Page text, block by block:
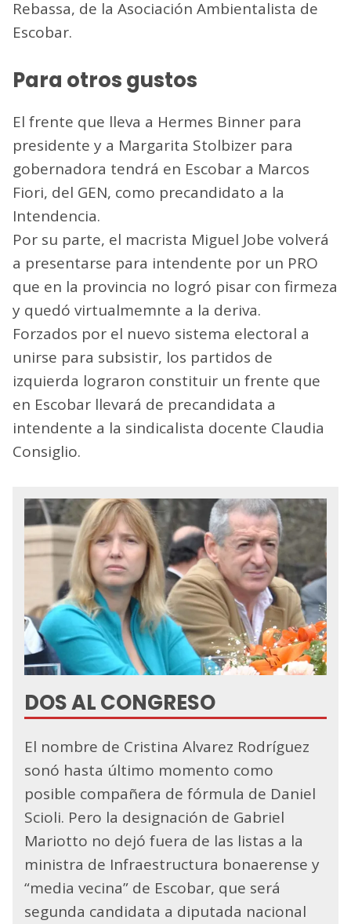
Rebassa, de la Asociación Ambientalista de
Escobar.
Para otros gustos
El frente que lleva a Hermes Binner para
presidente y a Margarita Stolbizer para
gobernadora tendrá en Escobar a Marcos
Fiori, del GEN, como precandidato a la
Intendencia.
Por su parte, el macrista Miguel Jobe volverá
a presentarse para intendente por un PRO
que en la provincia no logró pisar con firmeza
y quedó virtualmemnte a la deriva.
Forzados por el nuevo sistema electoral a
unirse para subsistir, los partidos de
izquierda lograron constituir un frente que
en Escobar llevará de precandidata a
intendente a la sindicalista docente Claudia
Consiglio.
DOS AL CONGRESO
El nombre de Cristina Alvarez Rodríguez
sonó hasta último momento como
posible compañera de fórmula de Daniel
Scioli. Pero la designación de Gabriel
Mariotto no dejó fuera de las listas a la
ministra de Infraestructura bonaerense y
“media vecina” de Escobar, que será
segunda candidata a diputada nacional